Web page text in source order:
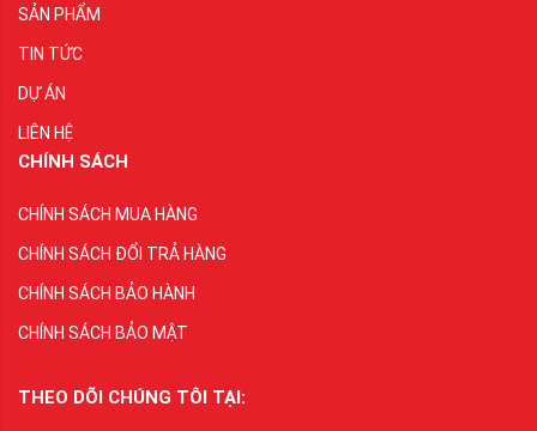
SẢN PHẨM
TIN TỨC
DỰ ÁN
LIÊN HỆ
CHÍNH SÁCH
CHÍNH SÁCH MUA HÀNG
CHÍNH SÁCH ĐỔI TRẢ HÀNG
CHÍNH SÁCH BẢO HÀNH
CHÍNH SÁCH BẢO MẬT
THEO DÕI CHÚNG TÔI TẠI: